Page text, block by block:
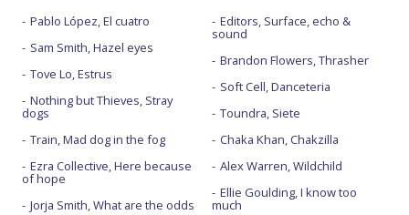
Pablo López, El cuatro
Sam Smith, Hazel eyes
Tove Lo, Estrus
Nothing but Thieves, Stray
dogs
Train, Mad dog in the fog
Ezra Collective, Here because
of hope
Jorja Smith, What are the odds
Editors, Surface, echo &
sound
Brandon Flowers, Thrasher
Soft Cell, Danceteria
Toundra, Siete
Chaka Khan, Chakzilla
Alex Warren, Wildchild
Ellie Goulding, I know too
much